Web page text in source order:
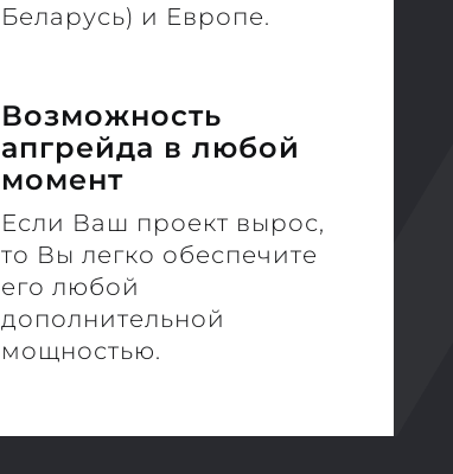
Беларусь) и Европе.
Возможность
апгрейда в любой
момент
Если Ваш проект вырос,
то Вы легко обеспечите
его любой
дополнительной
мощностью.